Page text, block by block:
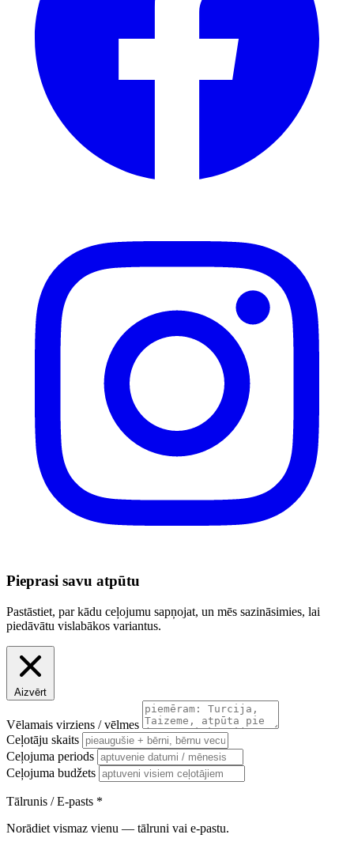
Pieprasi savu atpūtu
Pastāstiet, par kādu ceļojumu sapņojat, un mēs sazināsimies, lai
piedāvātu vislabākos variantus.
Aizvērt
Vēlamais virziens / vēlmes
Ceļotāju skaits
Ceļojuma periods
Ceļojuma budžets
Tālrunis / E-pasts *
Norādiet vismaz vienu — tālruni vai e-pastu.